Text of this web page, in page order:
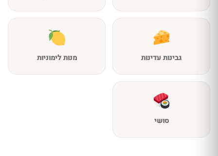
גבינות עדינות מנות לימוניות
סושי